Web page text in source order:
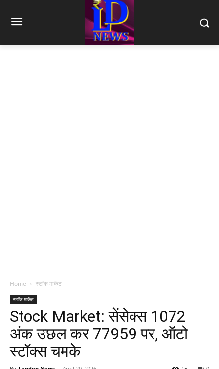
Home स्टॉक मार्केट
स्टॉक मार्केट
Stock Market: सेंसेक्स 1072
अंक उछल कर 77959 पर, ऑटो
स्टॉक्स चमके